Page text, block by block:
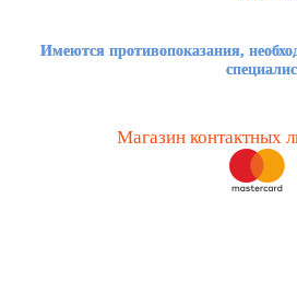
Имеются противопоказания,
Магазин контактных